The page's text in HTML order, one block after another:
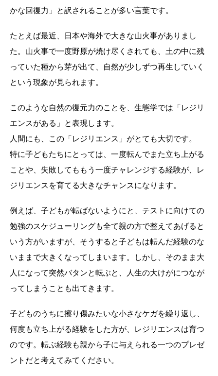
かな回復力」と訳されることが多い言葉です。
たとえば最近、日本や海外で大きな山火事がありまし
た。山火事で一度野原が焼け尽くされても、土の中に残
っていた種から芽が出て、自然が少しずつ再生していく
という現象が見られます。
このような自然の復元力のことを、生態学では「レジリ
エンスがある」と表現します。
人間にも、この「レジリエンス」がとても大切です。
特に子どもたちにとっては、一度転んでまた立ち上がる
ことや、失敗してももう一度チャレンジする経験が、レ
ジリエンスを育てる大きなチャンスになります。
例えば、子どもが転ばないようにと、テストに向けての
勉強のスケジューリングも全て親の方で整えてあげると
いう方がいますが、そうすると子どもは転んだ経験のな
いままで大きくなってしまいます。しかし、そのまま大
人になって突然バタンと転ぶと、人生の大けがにつなが
ってしまうことも出てきます。
子どものうちに擦り傷みたいな小さなケガを繰り返し、
何度も立ち上がる経験をした方が、レジリエンスは育つ
のです。転ぶ経験も親から子に与えられる一つのプレゼ
ントだと考えてみてください。